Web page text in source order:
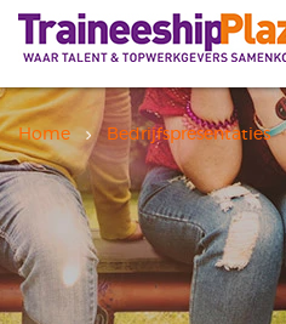
Overslaan
naar
inhoud
gaanHome Bedrijfspresentaties